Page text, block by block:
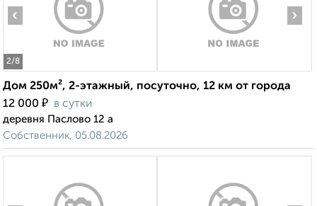
2/8
‹ ›
Дом 250м², 2-этажный, посуточно, 12 км от города
12 000 ₽ в сутки
деревня Паслово 12 а
Собственник, 05.08.2026